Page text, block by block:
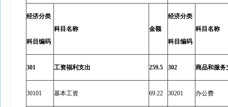
经济分类
科目编码
科目名称 金额
经济分类
科目编码
科目名称
301 工资福利支出 259.5 302 商品和服务
30101 基本工资 69.22 30201 办公费